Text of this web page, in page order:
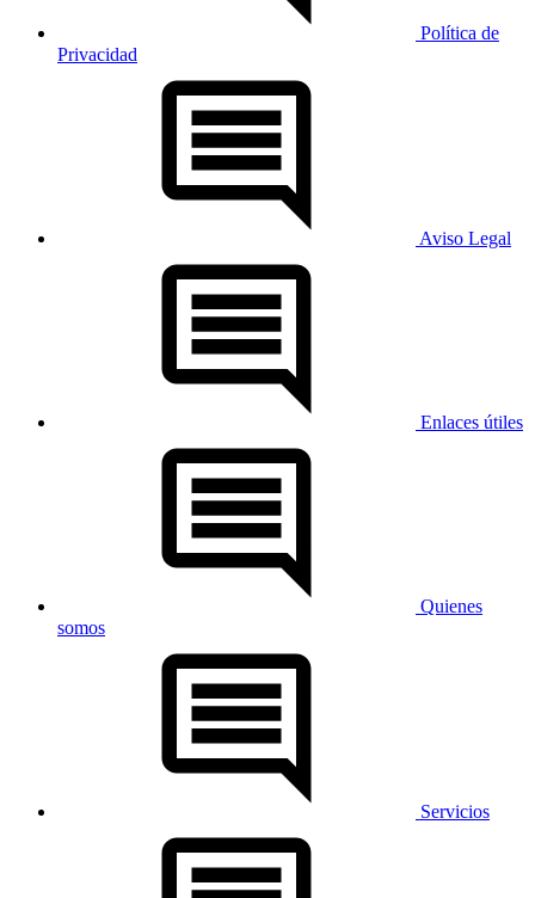
Política de
Privacidad
Aviso Legal
Enlaces útiles
Quienes
somos
Servicios